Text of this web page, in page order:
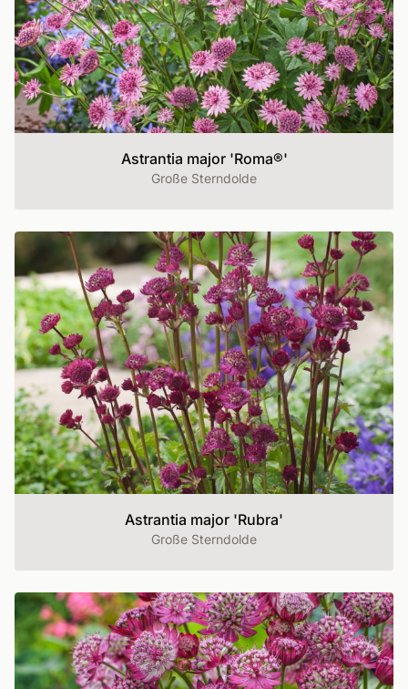
Astrantia major 'Roma®'
Große Sterndolde
Astrantia major 'Rubra'
Große Sterndolde